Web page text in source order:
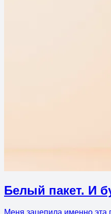
Белый пакет. И
Меня зацепила именно эта